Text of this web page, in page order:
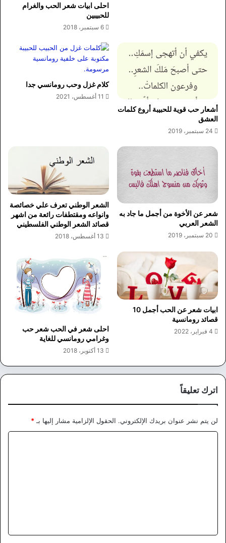
احلى ابيات شعر الحب والغرام
للحبيبين
6 سبتمبر، 2018
أشعار حب قوية للحبيبة أروع كلمات
العشق
24 سبتمبر، 2019
كلام غزل وحب رومانسي جدا
11 أغسطس، 2021
شعر عن الأخوة من أجمل ما جاد به
الشعر العربي
20 سبتمبر، 2019
الشعر الوطني تعرف علي خصائصة
وانواعه ومقتطفات رائعة من اشهر
قصائد الشعر الوطني الفلسطيني
13 أغسطس، 2018
ابيات شعر عن الحب أجمل 10
قصائد رومانسية
4 فبراير، 2022
احلى شعر في الحب شعر حب
وغرامي رومانسي للغاية
13 أكتوبر، 2018
اترك تعليقاً
لن يتم نشر عنوان بريدك الإلكتروني. الحقول الإلزامية مشار إليها بـ *